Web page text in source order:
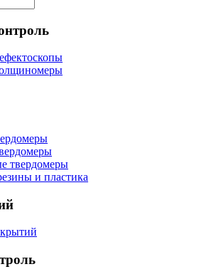
твердомеры
и пластика